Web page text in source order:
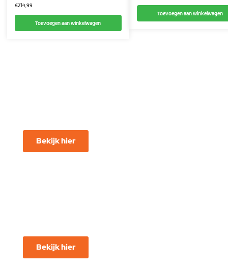
€214,99
Toevoegen aan winkelwagen
Toevoegen aan winkelwagen
Bekijk hier
Bekijk hier